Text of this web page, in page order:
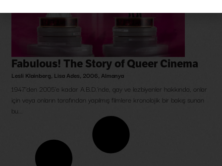
Fabulous! The Story of Queer Cinema
Lesli Klainberg, Lisa Ades, 2006, Almanya
1947'den 2005'e kadar A.B.D.'nde, gay ve lezbiyenler hakkında, onlar
için veya onların tarafından yapılmış filmlere kronolojik bir bakış sunan
bu...